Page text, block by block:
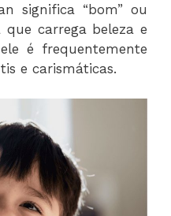
significa “bom” ou
que carrega beleza e
é frequentemente
e carismáticas.